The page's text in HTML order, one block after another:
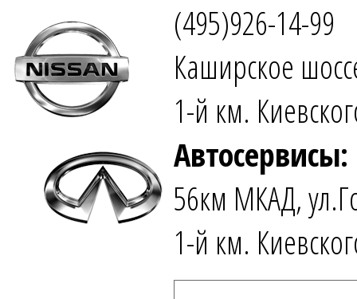
(495)926-14-99
Каширское
1-й км.
Автосервисы:
56км МКАД,
1-й км.